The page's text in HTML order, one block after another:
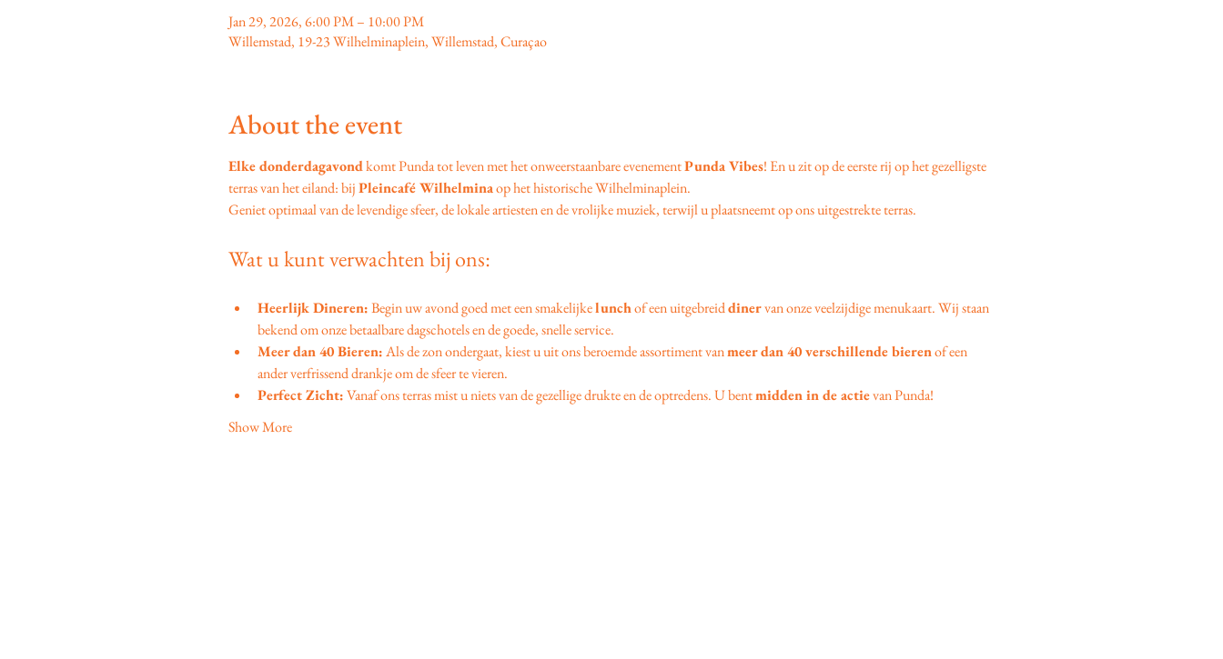
Jan 29, 2026, 6:00 PM – 10:00 PM
Willemstad, 19-23 Wilhelminaplein, Willemstad, Curaçao
About the event
Elke donderdagavond komt Punda tot leven met het onweerstaanbare evenement Punda Vibes! En u zit op de eerste rij op het gezelligste
terras van het eiland: bij Pleincafé Wilhelmina op het historische Wilhelminaplein.
Geniet optimaal van de levendige sfeer, de lokale artiesten en de vrolijke muziek, terwijl u plaatsneemt op ons uitgestrekte terras.
Wat u kunt verwachten bij ons:
Heerlijk Dineren: Begin uw avond goed met een smakelijke lunch of een uitgebreid diner van onze veelzijdige menukaart. Wij staan
bekend om onze betaalbare dagschotels en de goede, snelle service.
Meer dan 40 Bieren: Als de zon ondergaat, kiest u uit ons beroemde assortiment van meer dan 40 verschillende bieren of een
ander verfrissend drankje om de sfeer te vieren.
Perfect Zicht: Vanaf ons terras mist u niets van de gezellige drukte en de optredens. U bent midden in de actie van Punda!
Show More